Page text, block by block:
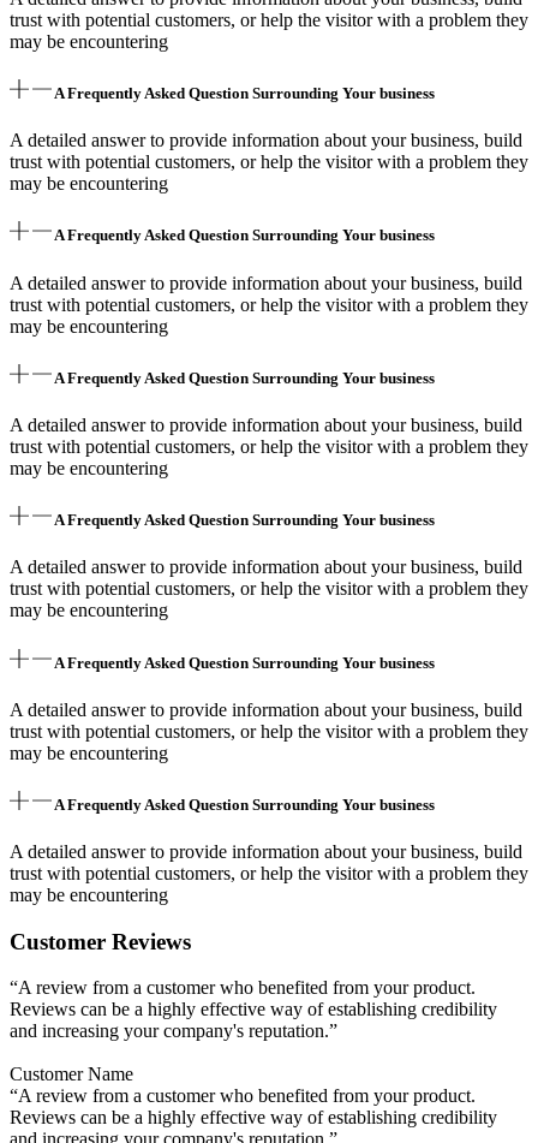
trust with potential customers, or help the visitor with a problem they
may be encountering
A Frequently Asked Question Surrounding Your business
A detailed answer to provide information about your business, build
trust with potential customers, or help the visitor with a problem they
may be encountering
A Frequently Asked Question Surrounding Your business
A detailed answer to provide information about your business, build
trust with potential customers, or help the visitor with a problem they
may be encountering
A Frequently Asked Question Surrounding Your business
A detailed answer to provide information about your business, build
trust with potential customers, or help the visitor with a problem they
may be encountering
A Frequently Asked Question Surrounding Your business
A detailed answer to provide information about your business, build
trust with potential customers, or help the visitor with a problem they
may be encountering
A Frequently Asked Question Surrounding Your business
A detailed answer to provide information about your business, build
trust with potential customers, or help the visitor with a problem they
may be encountering
A Frequently Asked Question Surrounding Your business
A detailed answer to provide information about your business, build
trust with potential customers, or help the visitor with a problem they
may be encountering
Customer Reviews
“A review from a customer who benefited from your product.
Reviews can be a highly effective way of establishing credibility
and increasing your company's reputation.”
Customer Name
“A review from a customer who benefited from your product.
Reviews can be a highly effective way of establishing credibility